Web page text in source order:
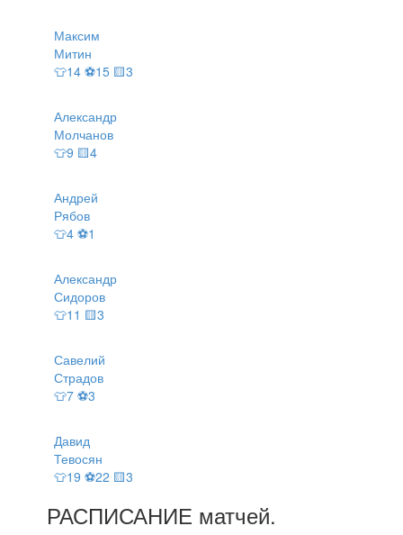
Максим
Митин
👕14 ⚽15 🟨3
Александр
Молчанов
👕9 🟨4
Андрей
Рябов
👕4 ⚽1
Александр
Сидоров
👕11 🟨3
Савелий
Страдов
👕7 ⚽3
Давид
Тевосян
👕19 ⚽22 🟨3
РАСПИСАНИЕ матчей.